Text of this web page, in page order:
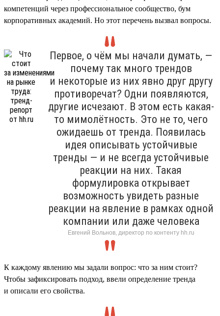
компетенций через профессиональное сообщество, бум
корпоративных академий. Но этот перечень вызвал вопросы.
Первое, о чём мы начали думать, —
почему так много трендов
и некоторые из них явно друг другу
противоречат? Одни появляются,
другие исчезают. В этом есть какая-
то мимолётность. Это не то, чего
ожидаешь от тренда. Появилась
идея описывать устойчивые
тренды — и не всегда устойчивые
реакции на них. Такая
формулировка открывает
возможность увидеть разные
реакции на явление в рамках одной
компании или даже человека
Евгений Вольнов, директор по контенту hh.ru
К каждому явлению мы задали вопрос: что за ним стоит?
Чтобы зафиксировать подход, ввели определение тренда
и описали его свойства.